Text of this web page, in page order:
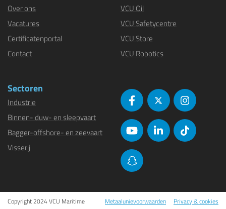
Over ons
Vacatures
Certificatenportal
Contact
VCU Oil
VCU Safetycentre
VCU Store
VCU Robotics
Sectoren
Industrie
Binnen- duw- en sleepvaart
Bagger-offshore- en zeevaart
Visserij
Copyright 2024 VCU Maritime Metaalunievoorwaarden Privacy & cookies